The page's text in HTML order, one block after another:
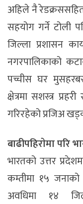
अहिले नै
सहयोग गर्ने टोली
जिल्ला प्रशासन
नगरपालिकाको
पच्चीस घर
क्षेत्रमा सशस्त्र
गरिरहेको प्रजिअ
बाढीपहिराेमा परि
भारतको उत्तर
कम्तीमा १५
अवधिमा १४